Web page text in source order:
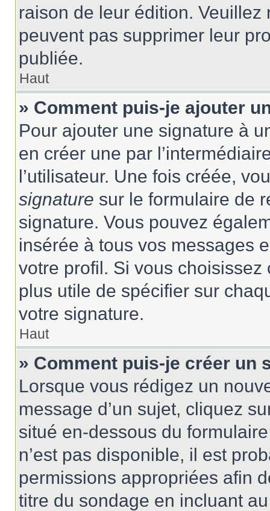
raison de leur édition.
peuvent pas supprimer leur
publiée.
Haut
» Comment puis-je ajouter
Pour ajouter une signature à
en créer une par
l’utilisateur. Une fois créée,
signature sur le formulaire de
signature. Vous pouvez
insérée à tous vos messages
votre profil. Si vous
plus utile de spécifier sur
votre signature.
Haut
» Comment puis-je créer un
Lorsque vous rédigez un
message d’un sujet, cliquez
situé en-dessous du
n’est pas disponible, il est
permissions appropriées afin
titre du sondage en incluant